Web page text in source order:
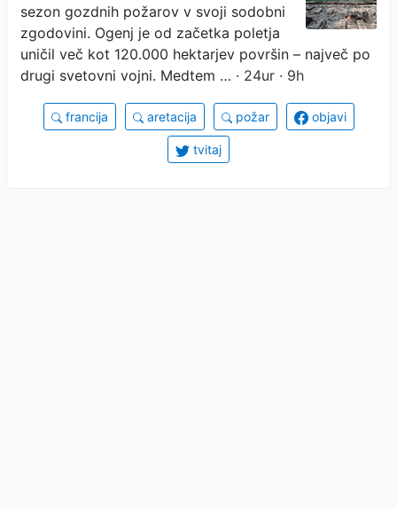
sezon gozdnih požarov v svoji sodobni
zgodovini. Ogenj je od začetka poletja
uničil več kot 120.000 hektarjev površin – največ po
drugi svetovni vojni. Medtem … · 24ur · 9h
francija aretacija požar objavi
tvitaj